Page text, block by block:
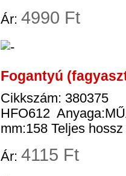
Ár: 4990 Ft
Fogantyú
Cikkszám: 380375
HFO612
mm:158 Teljes
Ár: 4115 Ft